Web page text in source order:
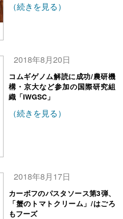
（続きを見る）
2018年8月20日
コムギゲノム解読に成功/農研機
構・京大など参加の国際研究組
織「IWGSC」
（続きを見る）
2018年8月17日
カーボフのパスタソース第3弾、
「蟹のトマトクリーム」/はごろ
もフーズ